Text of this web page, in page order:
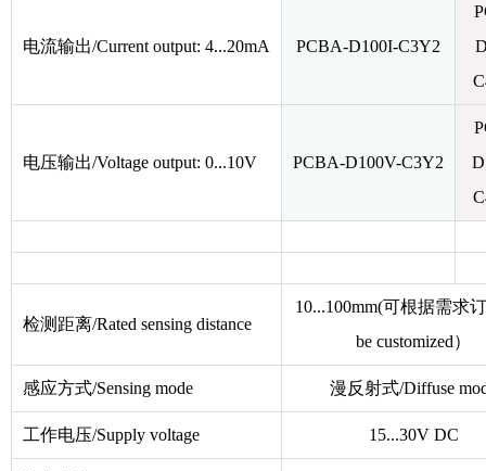
电流输出/Current output: 4...20mA PCBA-D100I-C3Y2
电压输出/Voltage output: 0...10V PCBA-D100V-C3Y2
检测距离/Rated sensing distance
10...100mm(可根据需求
be customized）
感应方式/Sensing mode 漫反射式/Diffuse
工作电压/Supply voltage 15...30V DC